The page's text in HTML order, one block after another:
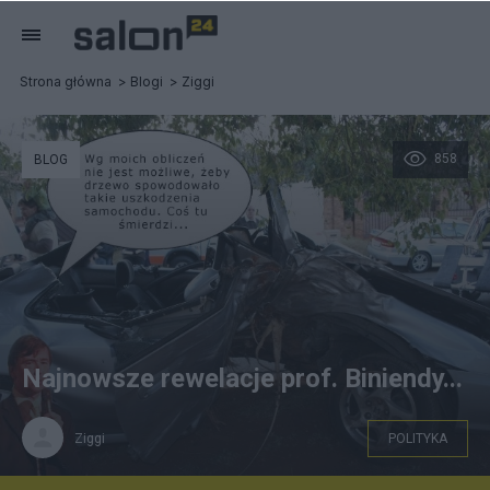
Strona główna Blogi Ziggi
858
BLOG
Najnowsze rewelacje prof. Biniendy...
Ziggi POLITYKA